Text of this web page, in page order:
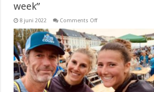
week”
8 juni 2022 Comments Offon
Cools-
Van
den
Vonder:
“Ons
niveau
stijgt
met